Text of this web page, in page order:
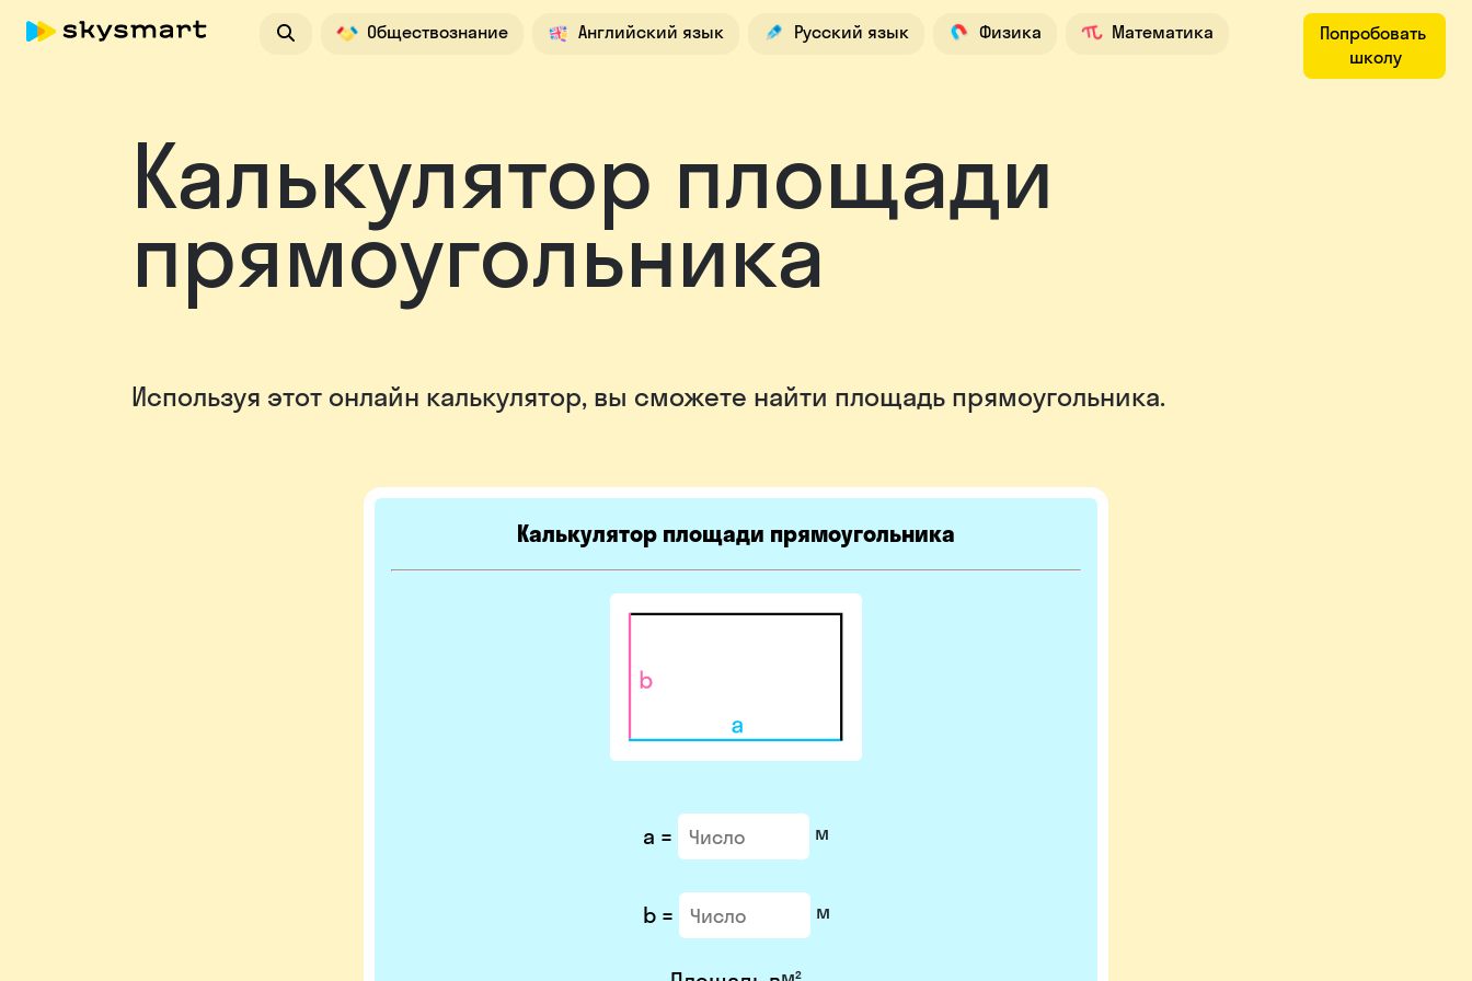
Обществознание Английский язык Русский язык Физика
Математика
Попробовать
школу
Калькулятор площади
прямоугольника
Используя этот онлайн калькулятор, вы сможете найти площадь прямоугольника.
Калькулятор площади прямоугольника
a = м
b = м